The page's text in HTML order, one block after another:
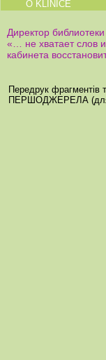
O KLINICE
Директор
«… не хватает слов
кабинета
Передрук фрагментів
ПЕРШОДЖЕРЕЛА (для